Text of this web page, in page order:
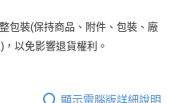
包裝(保持商品、附件、包裝、廠
以免影響退貨權利。
顯示電腦版詳細說明